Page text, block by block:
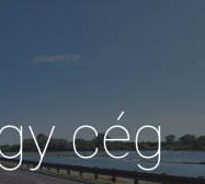
cég